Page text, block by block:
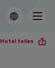
Hotel teilen